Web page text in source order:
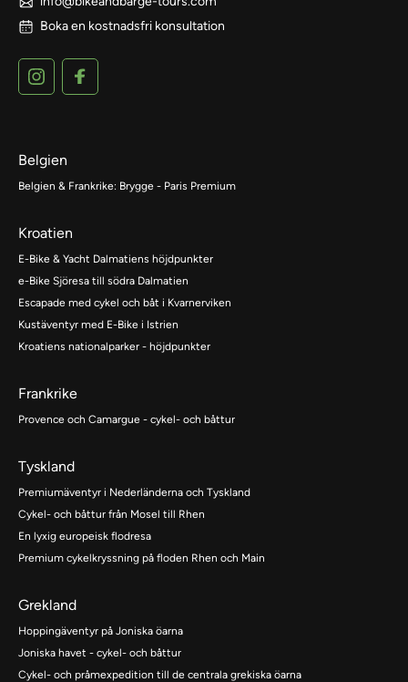
Boka en kostnadsfri konsultation
Belgien
Belgien & Frankrike: Brygge - Paris Premium
Kroatien
E-Bike & Yacht Dalmatiens höjdpunkter
e-Bike Sjöresa till södra Dalmatien
Escapade med cykel och båt i Kvarnerviken
Kustäventyr med E-Bike i Istrien
Kroatiens nationalparker - höjdpunkter
Frankrike
Provence och Camargue - cykel- och båttur
Tyskland
Premiumäventyr i Nederländerna och Tyskland
Cykel- och båttur från Mosel till Rhen
En lyxig europeisk flodresa
Premium cykelkryssning på floden Rhen och Main
Grekland
Hoppingäventyr på Joniska öarna
Joniska havet - cykel- och båttur
Cykel- och pråmexpedition till de centrala grekiska öarna